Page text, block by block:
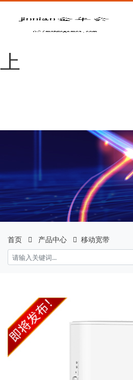
金年会|金年会
·jinnian(金字
上
首页 产品中心 移动宽带